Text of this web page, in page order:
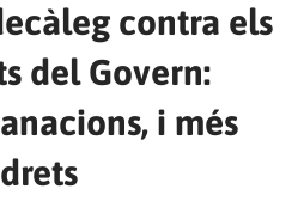
contra els
del Govern:
i més